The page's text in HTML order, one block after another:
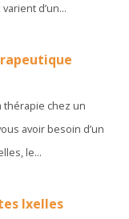
d’un...
thérapie chez un
avoir besoin d’un
le...
Ixelles